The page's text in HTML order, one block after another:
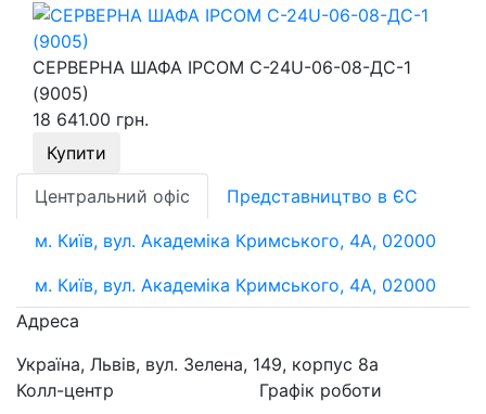
СЕРВЕРНА ШАФА IPCOM С-24U-06-08-ДС-1
(9005)
18 641.00 грн.
Купити
Центральний офіс
Представництво в ЄС
м. Київ, вул. Академіка Кримського, 4А, 02000
м. Київ, вул. Академіка Кримського, 4А, 02000
Адреса
Україна, Львів, вул. Зелена, 149, корпус 8а
Колл-центр
Графік роботи